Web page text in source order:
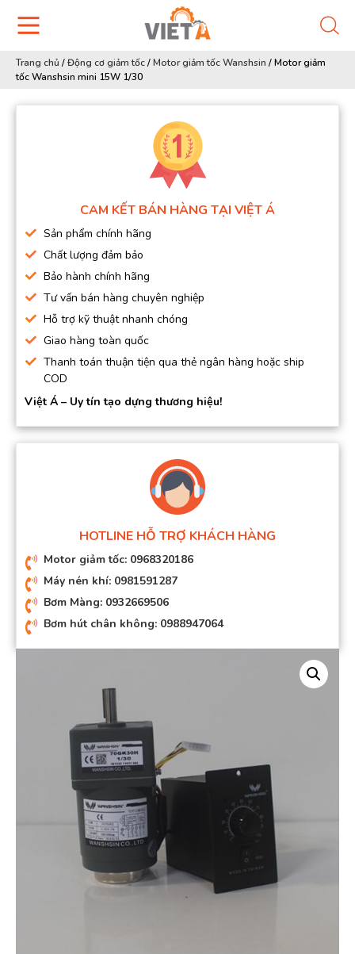
Trang chủ /Động cơ giảm tốc/Motor giảm tốc Wanshsin /Motor giảm
tốc Wanshsin mini 15W 1/30
CAM KẾT BÁN HÀNG TẠI VIỆT Á
Sản phẩm chính hãng
Chất lượng đảm bảo
Bảo hành chính hãng
Tư vấn bán hàng chuyên nghiệp
Hỗ trợ kỹ thuật nhanh chóng
Giao hàng toàn quốc
Thanh toán thuận tiện qua thẻ ngân hàng hoặc ship
COD
Việt Á – Uy tín tạo dựng thương hiệu!
HOTLINE HỖ TRỢ KHÁCH HÀNG
Motor giảm tốc: 0968320186
Máy nén khí: 0981591287
Bơm Màng: 0932669506
Bơm hút chân không: 0988947064